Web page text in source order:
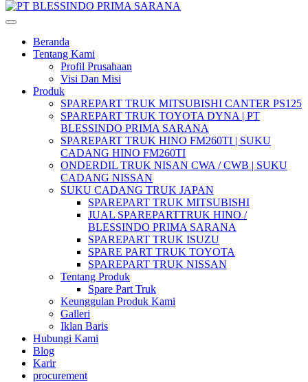
Beranda
Tentang Kami
Profil Prusahaan
Visi Dan Misi
Produk
SPAREPART TRUK MITSUBISHI CANTER PS125
SPAREPART TRUK TOYOTA DYNA | PT
BLESSINDO PRIMA SARANA
SPAREPART TRUK HINO FM260TI | SUKU
CADANG HINO FM260TI
ONDERDIL TRUK NISAN CWA / CWB | SUKU
CADANG NISSAN
SUKU CADANG TRUK JAPAN
SPAREPART TRUK MITSUBISHI
JUAL SPAREPARTTRUK HINO /
BLESSINDO PRIMA SARANA
SPAREPART TRUK ISUZU
SPARE PART TRUK TOYOTA
SPAREPART TRUK NISSAN
Tentang Produk
Spare Part Truk
Keunggulan Produk Kami
Galleri
Iklan Baris
Hubungi Kami
Blog
Karir
procurement